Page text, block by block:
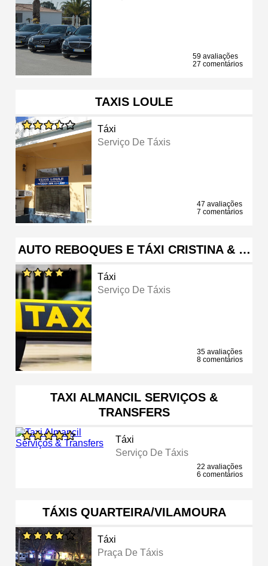
59 avaliações
27 comentários
TAXIS LOULE
Táxi
Serviço De Táxis
47 avaliações
7 comentários
AUTO REBOQUES E TÁXI CRISTINA & …
Táxi
Serviço De Táxis
35 avaliações
8 comentários
TAXI ALMANCIL SERVIÇOS &
TRANSFERS
Táxi
Serviço De Táxis
22 avaliações
6 comentários
TÁXIS QUARTEIRA/VILAMOURA
Táxi
Praça De Táxis